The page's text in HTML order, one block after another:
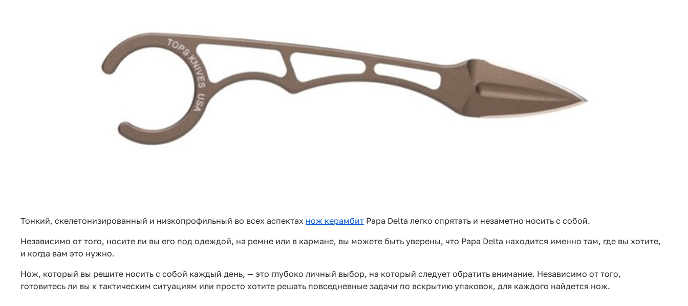
Тонкий, скелетонизированный и низкопрофильный во всех аспектах нож керамбит Papa Delta легко спрятать и незаметно носить с собой.
Независимо от того, носите ли вы его под одеждой, на ремне или в кармане, вы можете быть уверены, что Papa Delta находится именно там, где вы хотите,
и когда вам это нужно.
Нож, который вы решите носить с собой каждый день, — это глубоко личный выбор, на который следует обратить внимание. Независимо от того,
готовитесь ли вы к тактическим ситуациям или просто хотите решать повседневные задачи по вскрытию упаковок, для каждого найдется нож.